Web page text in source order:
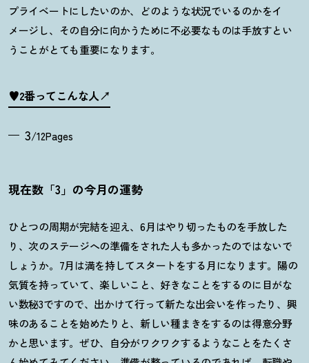
プライベートにしたいのか、どのような状況でいるのかをイ
メージし、その自分に向かうために不必要なものは手放すとい
うことがとても重要になります。
♥2番ってこんな人
3/12Pages
現在数「3」の今月の運勢
ひとつの周期が完結を迎え、6月はやり切ったものを手放した
り、次のステージへの準備をされた人も多かったのではないで
しょうか。 7月は満を持してスタートをする月になります。陽の
気質を持っていて、楽しいこと、好きなことをするのに目がな
い数秘3ですので、出かけて行って新たな出会いを作ったり、興
味のあることを始めたりと、新しい種まきをするのは得意分野
かと思います。ぜひ、自分がワクワクするようなことをたくさ